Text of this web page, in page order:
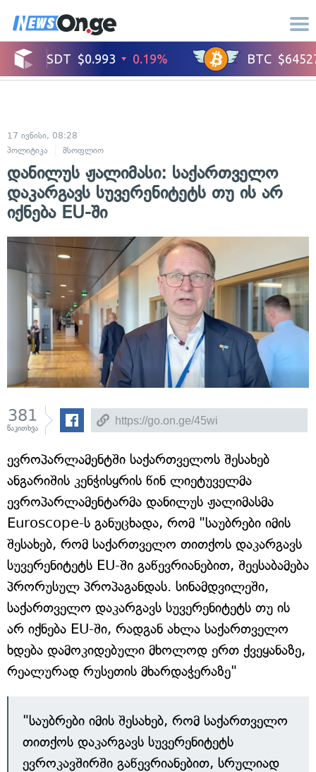
17 ივნისი, 08:28
პოლიტიკა
მსოფლიო
დანილუს ჟალიმასი: საქართველო
დაკარგავს სუვერენიტეტს თუ ის არ
იქნება EU-ში
381
წაკითხვა
ევროპარლამენტში საქართველოს შესახებ
ანგარიშის კენჭისყრის წინ ლიეტუველმა
ევროპარლამენტარმა დანილუს ჟალიმასმა
Euroscope-ს განუცხადა, რომ "საუბრები იმის
შესახებ, რომ საქართველო თითქოს დაკარგავს
სუვერენიტეტს EU-ში გაწევრიანებით, შეესაბამება
პრორუსულ პროპაგანდას. სინამდვილეში,
საქართველო დაკარგავს სუვერენიტეტს თუ ის
არ იქნება EU-ში, რადგან ახლა საქართველო
ხდება დამოკიდებული მხოლოდ ერთ ქვეყანაზე,
რეალურად რუსეთის მხარდაჭერაზე"
"საუბრები იმის შესახებ, რომ საქართველო
თითქოს დაკარგავს სუვერენიტეტს
ევროკავშირში გაწევრიანებით, სრულიად